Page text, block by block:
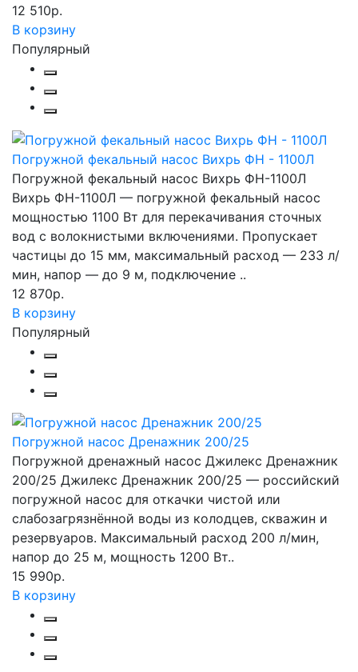
12 510р.
В корзину
Популярный
Погружной фекальный насос Вихрь ФН - 1100Л
Погружной фекальный насос Вихрь ФН-1100Л
Вихрь ФН-1100Л — погружной фекальный насос
мощностью 1100 Вт для перекачивания сточных
вод с волокнистыми включениями. Пропускает
частицы до 15 мм, максимальный расход — 233 л/
мин, напор — до 9 м, подключение ..
12 870р.
В корзину
Популярный
Погружной насос Дренажник 200/25
Погружной дренажный насос Джилекс Дренажник
200/25 Джилекс Дренажник 200/25 — российский
погружной насос для откачки чистой или
слабозагрязнённой воды из колодцев, скважин и
резервуаров. Максимальный расход 200 л/мин,
напор до 25 м, мощность 1200 Вт..
15 990р.
В корзину